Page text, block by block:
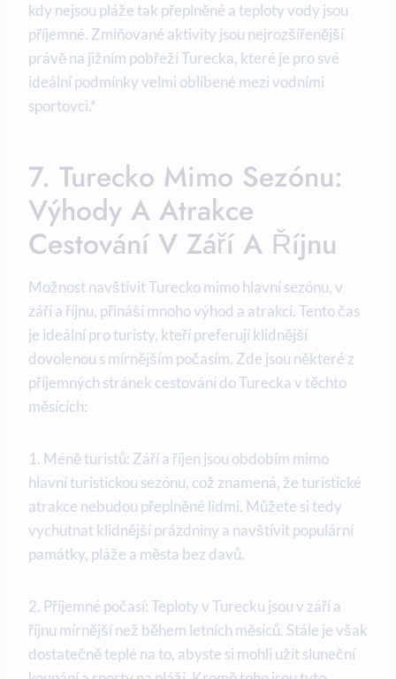
kdy nejsou pláže tak přeplněné a teploty vody jsou
příjemné. Zmiňované aktivity jsou nejrozšířenější
právě na jižním pobřeží Turecka, které je pro své
ideální podmínky velmi oblíbené mezi vodními
sportovci.*
7. Turecko Mimo Sezónu:
Výhody A Atrakce
Cestování V Září A Říjnu
Možnost navštívit Turecko mimo hlavní sezónu, v
září a říjnu, přináší mnoho výhod a atrakcí. Tento čas
je ideální pro turisty, kteří preferují klidnější
dovolenou s mírnějším počasím. Zde jsou některé z
příjemných stránek cestování do Turecka v těchto
měsících:
1. Méně turistů: Září a říjen jsou obdobím mimo
hlavní turistickou sezónu, což znamená, že turistické
atrakce nebudou přeplněné lidmi. Můžete si tedy
vychutnat klidnější prázdniny a navštívit populární
památky, pláže a města bez davů.
2. Příjemné počasí: Teploty v Turecku jsou v září a
říjnu mírnější než během letních měsíců. Stále je však
dostatečně teplé na to, abyste si mohli užít sluneční